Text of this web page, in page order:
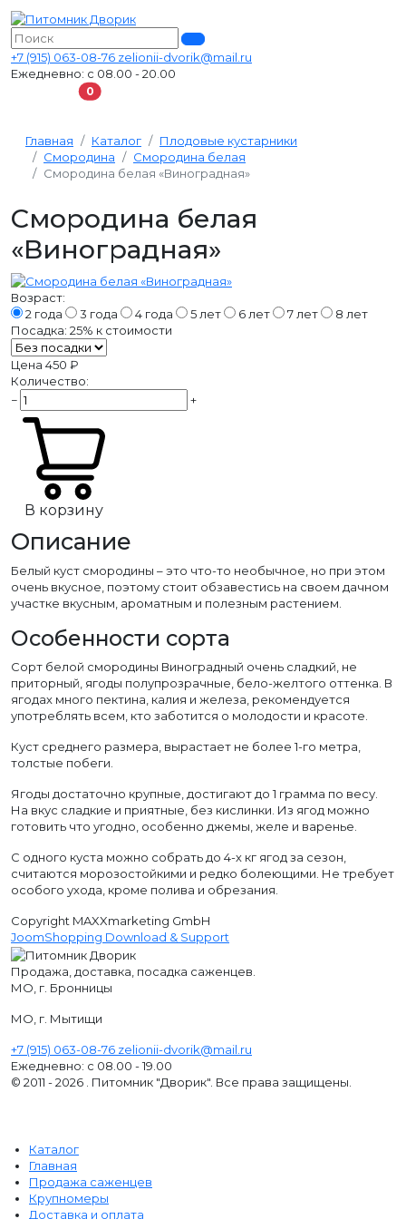
+7 (915) 063-08-76 zelionii-dvorik@mail.ru
Ежедневно: с 08.00 - 20.00
0В корзину
Главная Каталог
Плодовые кустарники
Смородина
Смородина белая
Смородина белая «Виноградная»
Смородина белая
«Виноградная»
Возраст:
2 года
3 года 4 года 5 лет 6 лет 7 лет
8 лет
Посадка: 25% к стоимости
Цена 450 ₽
Количество:
−
+
В корзину
Описание
Белый куст смородины – это что-то необычное, но при этом
очень вкусное, поэтому стоит обзавестись на своем дачном
участке вкусным, ароматным и полезным растением.
Особенности сорта
Сорт белой смородины Виноградный очень сладкий, не
приторный, ягоды полупрозрачные, бело-желтого оттенка. В
ягодах много пектина, калия и железа, рекомендуется
употреблять всем, кто заботится о молодости и красоте.
Куст среднего размера, вырастает не более 1-го метра,
толстые побеги.
Ягоды достаточно крупные, достигают до 1 грамма по весу.
На вкус сладкие и приятные, без кислинки. Из ягод можно
готовить что угодно, особенно джемы, желе и варенье.
С одного куста можно собрать до 4-х кг ягод за сезон,
считаются морозостойкими и редко болеющими. Не требует
особого ухода, кроме полива и обрезания.
Copyright MAXXmarketing GmbH
JoomShopping Download & Support
Продажа, доставка, посадка саженцев.
МО, г. Бронницы
МО, г. Мытищи
+7 (915) 063-08-76 zelionii-dvorik@mail.ru
Ежедневно: с 08.00 - 19.00
© 2011 - 2026 . Питомник "Дворик". Все права защищены.
Каталог
Главная
Продажа саженцев
Крупномеры
Доставка и оплата